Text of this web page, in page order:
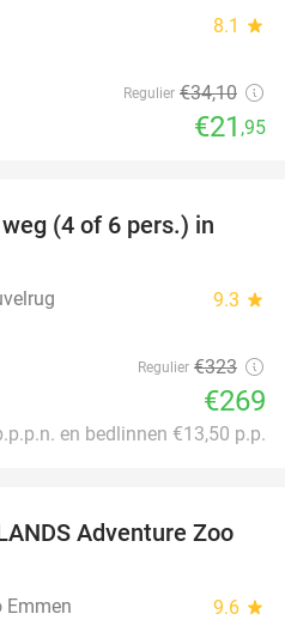
8.1 star
Regulier €34,10
€21 ,95
17%
(4 of 6 pers.) in
9.3 star
Regulier €323
€269
en bedlinnen €13,50 p.p.
24%
Adventure Zoo
Emmen 9.6 star